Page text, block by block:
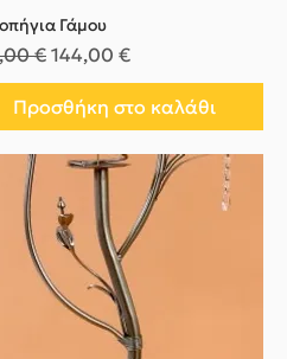
Γάμου
τιμή
€ Τιμή Έκπτωσης
144,00 €
Προσθήκη στο καλάθι